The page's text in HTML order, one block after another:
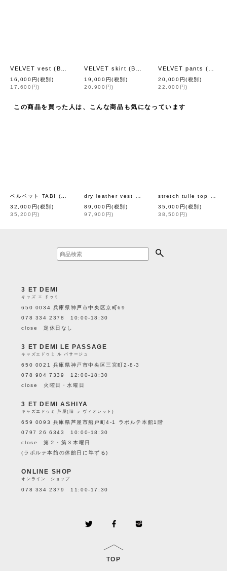
fig London]
16,000 円(税別)
17,600 円)
fig London]
19,000 円(税別)
20,900 円)
20,000 円(税別)
22,000 円)
この商品を買った人は、こんな商品も気になっています
Sciuscià]
32,000 円(税別)
35,200 円)
leur logette]
89,000 円(税別)
97,900 円)
35,000 円(税別)
38,500 円)
3 ET DEMI
キャズ エ ドゥミ
650 0034 兵庫県神戸市中央区京町69
078 334 2378 10:00-18:30
close 定休日なし
3 ET DEMI LE PASSAGE
キャズエドゥミ ル パサージュ
650 0021 兵庫県神戸市中央区三宮町2-8-3
078 904 7339 12:00-18:30
close 火曜日・水曜日
3 ET DEMI ASHIYA
キャズエドゥミ 芦屋(旧 ラ ヴィオレット)
659 0093 兵庫県芦屋市船戸町4-1 ラポルテ本館1階
0797 26 6343 10:00-18:30
close 第２・第３木曜日
(ラポルテ本館の休館日に準ずる)
ONLINE SHOP
オンライン ショップ
078 334 2379 11:00-17:30
TOP